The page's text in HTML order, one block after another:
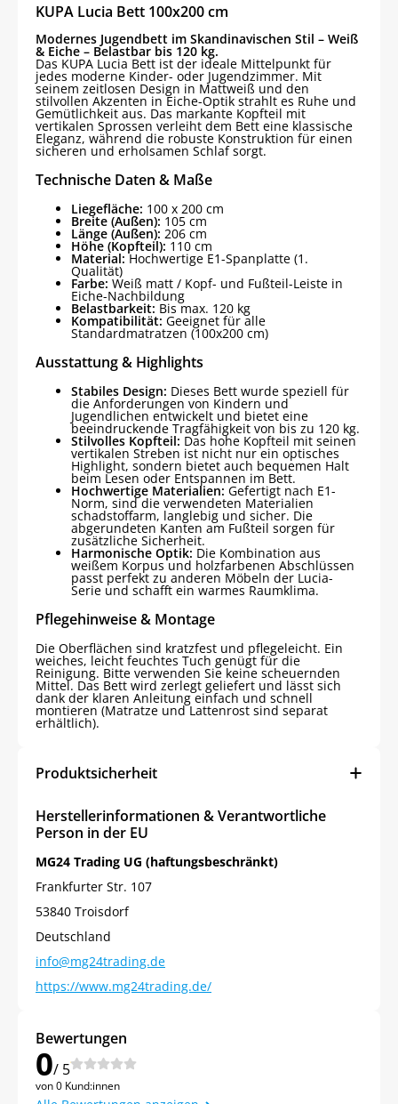
KUPA Lucia Bett 100x200 cm
Modernes Jugendbett im Skandinavischen Stil – Weiß
& Eiche – Belastbar bis 120 kg.
Das KUPA Lucia Bett ist der ideale Mittelpunkt für
jedes moderne Kinder- oder Jugendzimmer. Mit
seinem zeitlosen Design in Mattweiß und den
stilvollen Akzenten in Eiche-Optik strahlt es Ruhe und
Gemütlichkeit aus. Das markante Kopfteil mit
vertikalen Sprossen verleiht dem Bett eine klassische
Eleganz, während die robuste Konstruktion für einen
sicheren und erholsamen Schlaf sorgt.
Technische Daten & Maße
Liegefläche: 100 x 200 cm
Breite (Außen): 105 cm
Länge (Außen): 206 cm
Höhe (Kopfteil): 110 cm
Material: Hochwertige E1-Spanplatte (1.
Qualität)
Farbe: Weiß matt / Kopf- und Fußteil-Leiste in
Eiche-Nachbildung
Belastbarkeit: Bis max. 120 kg
Kompatibilität: Geeignet für alle
Standardmatratzen (100x200 cm)
Ausstattung & Highlights
Stabiles Design: Dieses Bett wurde speziell für
die Anforderungen von Kindern und
Jugendlichen entwickelt und bietet eine
beeindruckende Tragfähigkeit von bis zu 120 kg.
Stilvolles Kopfteil: Das hohe Kopfteil mit seinen
vertikalen Streben ist nicht nur ein optisches
Highlight, sondern bietet auch bequemen Halt
beim Lesen oder Entspannen im Bett.
Hochwertige Materialien: Gefertigt nach E1-
Norm, sind die verwendeten Materialien
schadstoffarm, langlebig und sicher. Die
abgerundeten Kanten am Fußteil sorgen für
zusätzliche Sicherheit.
Harmonische Optik: Die Kombination aus
weißem Korpus und holzfarbenen Abschlüssen
passt perfekt zu anderen Möbeln der Lucia-
Serie und schafft ein warmes Raumklima.
Pflegehinweise & Montage
Die Oberflächen sind kratzfest und pflegeleicht. Ein
weiches, leicht feuchtes Tuch genügt für die
Reinigung. Bitte verwenden Sie keine scheuernden
Mittel. Das Bett wird zerlegt geliefert und lässt sich
dank der klaren Anleitung einfach und schnell
montieren (Matratze und Lattenrost sind separat
erhältlich).
Produktsicherheit
Herstellerinformationen & Verantwortliche
Person in der EU
MG24 Trading UG (haftungsbeschränkt)
Frankfurter Str. 107
53840 Troisdorf
Deutschland
info@mg24trading.de
https://www.mg24trading.de/
Bewertungen
0/ 5
von 0 Kund:innen